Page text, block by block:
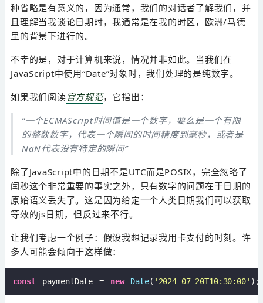
种省略是有意义的，因为通常，我们的对话者了解我们，并
且理解当我谈论日期时，我通常是在我的时区，欧洲/马德
里的背景下进行的。
不幸的是，对于计算机来说，情况并非如此。当我们在
JavaScript中使用“Date”对象时，我们处理的是纯数字。
如果我们阅读 官方规范，它指出：
“一个ECMAScript时间值是一个数字，要么是一个有限
的整数数字，代表一个瞬间的时间精度到毫秒，或者是
NaN代表没有特定的瞬间”
除了JavaScript中的日期不是UTC而是POSIX，完全忽略了
闰秒这个非常重要的事实之外，只有数字的问题在于日期的
原始语义丢失了。这是因为给定一个人类日期我们可以获取
等效的js日期，但反过来不行。
让我们考虑一个例子：假设我想记录我用卡支付的时刻。许
多人可能会倾向于这样做：
const paymentDate = new Date( '2024-07-20T10:30:00'